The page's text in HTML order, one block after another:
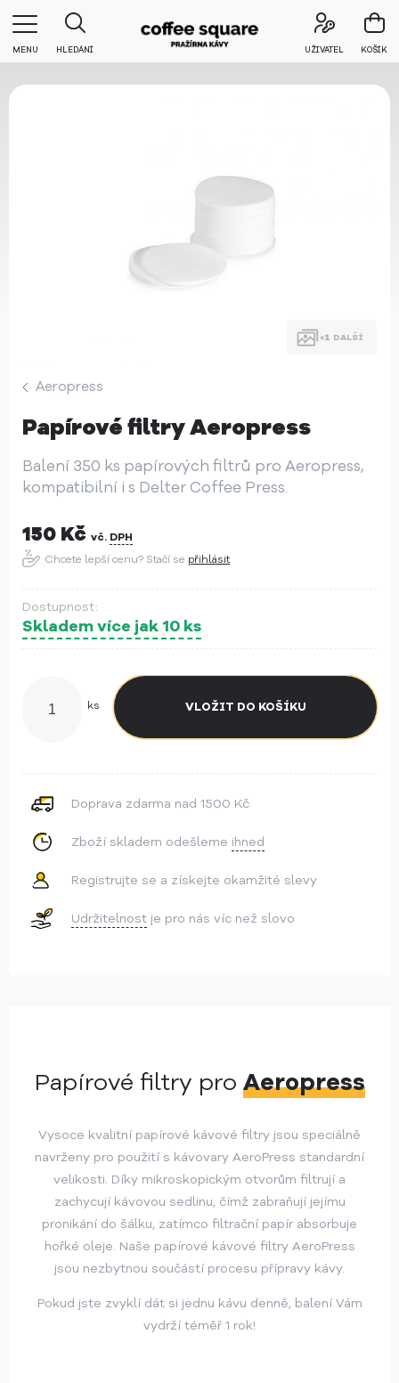
MENU HLEDÁNÍ UŽIVATEL KOŠÍK
DALŠÍ
Aeropress
Papírové filtry Aeropress
Balení 350 ks papírových filtrů pro Aeropress,
kompatibilní i s Delter Coffee Press.
150 Kč vč. DPH
Chcete lepší cenu? Stačí se přihlásit
Skladem více jak 10 ks
ks
Doprava zdarma nad 1500 Kč
Zboží skladem odešleme ihned
Registrujte se a získejte okamžité slevy
Udržitelnost je pro nás víc než slovo
Papírové filtry pro Aeropress
Vysoce kvalitní papírové kávové filtry jsou speciálně
navrženy pro použití s kávovary AeroPress standardní
velikosti. Díky mikroskopickým otvorům filtrují a
zachycují kávovou sedlinu, čímž zabraňují jejímu
pronikání do šálku, zatímco filtrační papír absorbuje
hořké oleje. Naše papírové kávové filtry AeroPress
jsou nezbytnou součástí procesu přípravy kávy.
Pokud jste zvyklí dát si jednu kávu denně, balení Vám
vydrží téměř 1 rok!